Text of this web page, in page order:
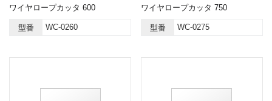
ワイヤロープカッタ 600
型番 WC-0260
ワイヤロープカッタ 750
型番 WC-0275